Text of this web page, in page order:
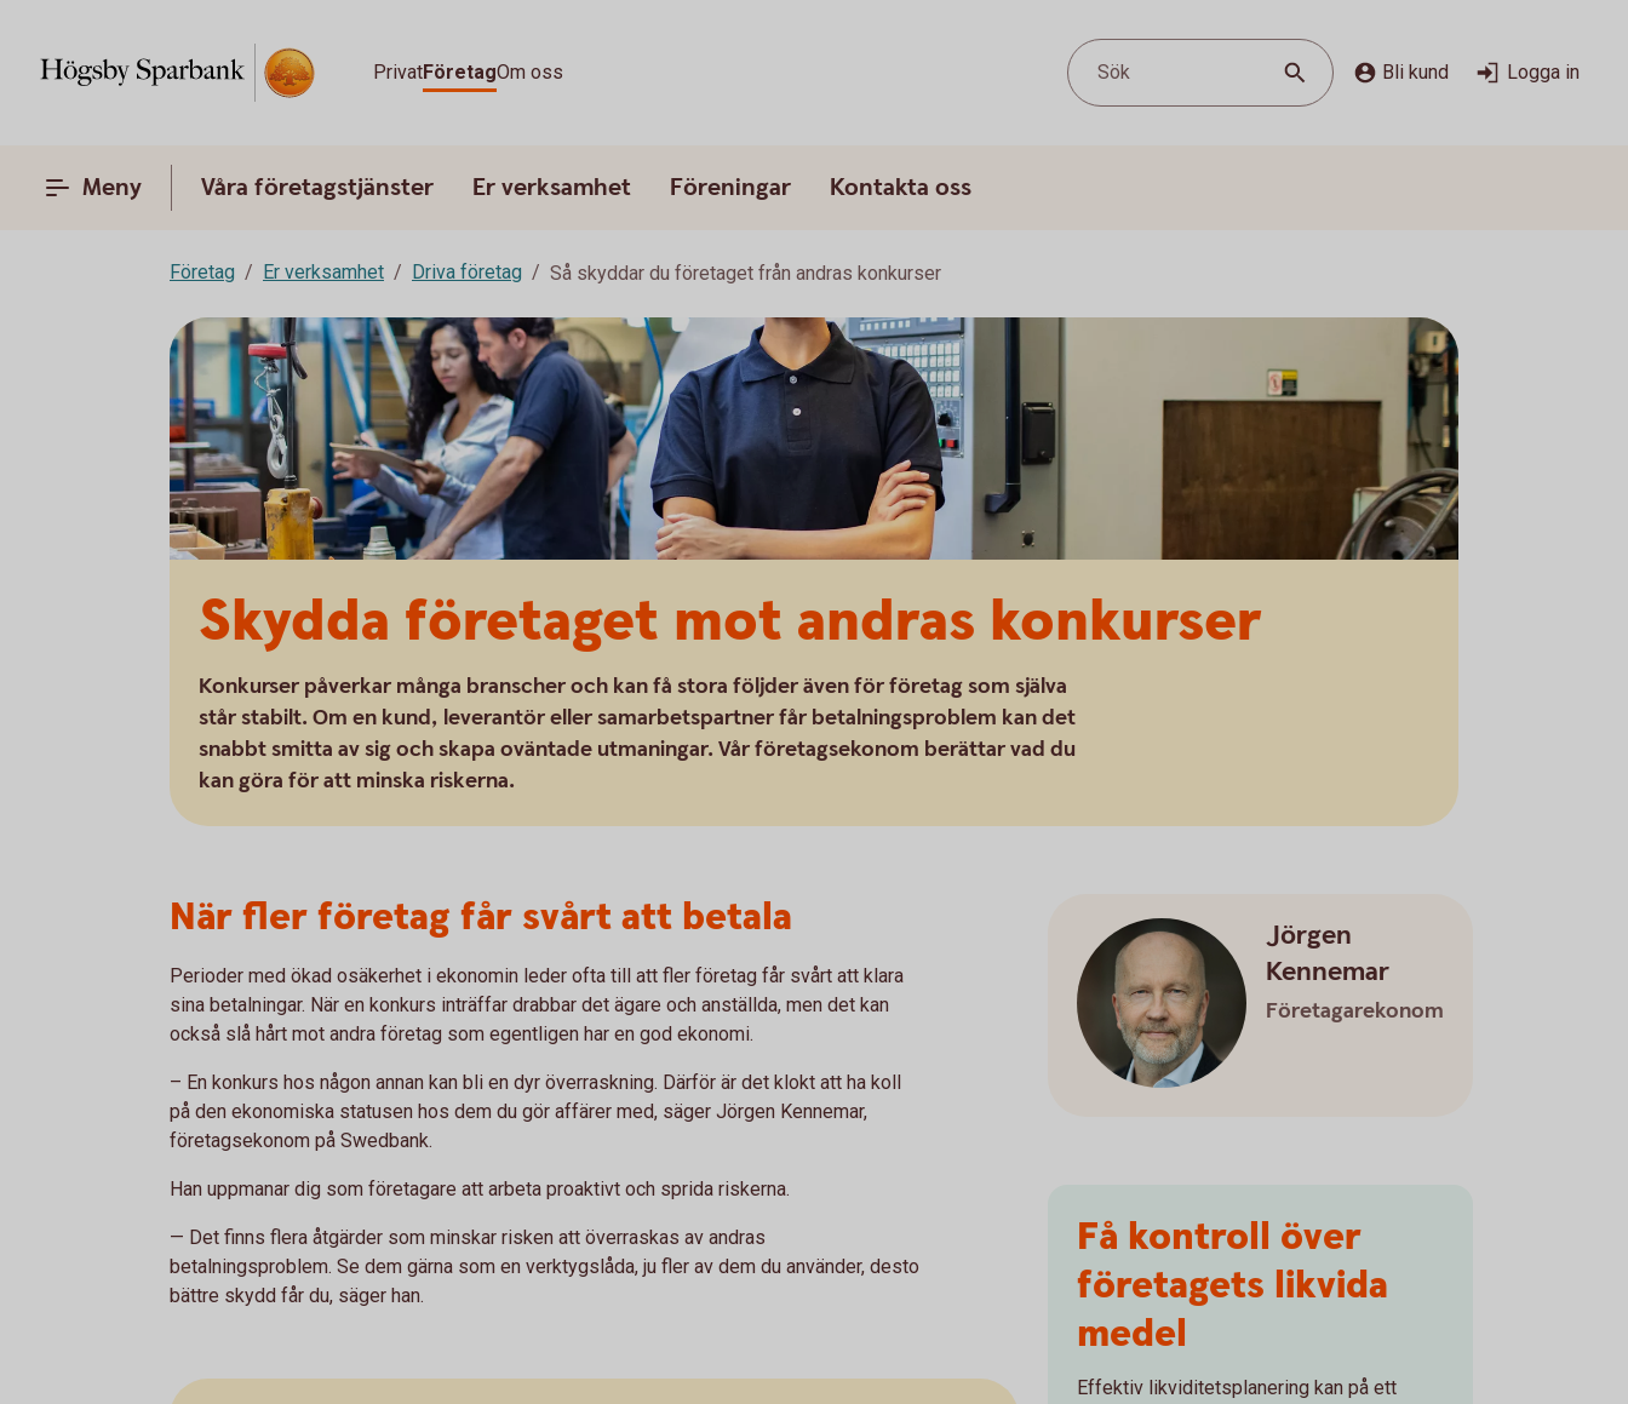
PrivatFöretagOm oss Sök Bli kund Logga in
Meny Våra företagstjänster Er verksamhet Föreningar Kontakta oss
Företag Er verksamhet Driva företag Så skyddar du företaget från andras konkurser
Skydda företaget mot andras konkurser
Konkurser påverkar många branscher och kan få stora följder även för företag som själva
står stabilt. Om en kund, leverantör eller samarbetspartner får betalningsproblem kan det
snabbt smitta av sig och skapa oväntade utmaningar. Vår företagsekonom berättar vad du
kan göra för att minska riskerna.
När fler företag får svårt att betala
Perioder med ökad osäkerhet i ekonomin leder ofta till att fler företag får svårt att klara
sina betalningar. När en konkurs inträffar drabbar det ägare och anställda, men det kan
också slå hårt mot andra företag som egentligen har en god ekonomi.
– En konkurs hos någon annan kan bli en dyr överraskning. Därför är det klokt att ha koll
på den ekonomiska statusen hos dem du gör affärer med, säger Jörgen Kennemar,
företagsekonom på Swedbank.
Han uppmanar dig som företagare att arbeta proaktivt och sprida riskerna.
— Det finns flera åtgärder som minskar risken att överraskas av andras
betalningsproblem. Se dem gärna som en verktygslåda, ju fler av dem du använder, desto
bättre skydd får du, säger han.
Jörgen
Kennemar
Företagarekonom
Få kontroll över
företagets likvida
medel
Effektiv likviditetsplanering kan på ett